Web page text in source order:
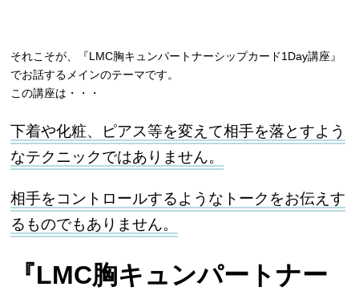
それこそが、『LMC胸キュンパートナーシップカード1Day講座』
でお話するメインのテーマです。
この講座は・・・
下着や化粧、ピアス等を変えて相手を落とすよう
なテクニックではありません。
相手をコントロールするようなトークをお伝えす
るものでもありません。
『LMC胸キュンパートナー